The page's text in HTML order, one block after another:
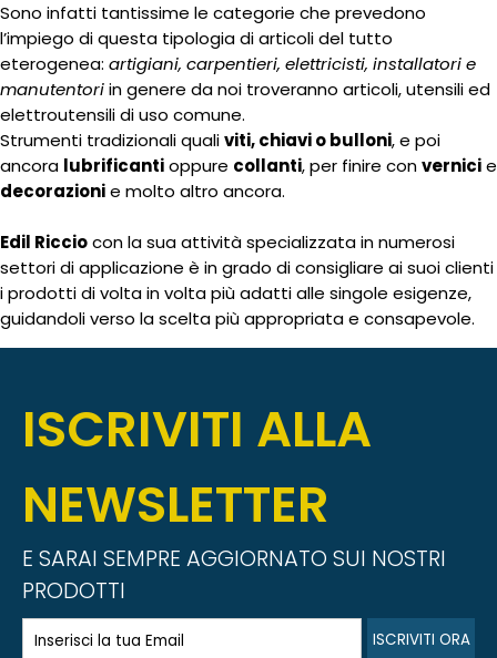
Sono infatti tantissime le categorie che prevedono
l’impiego di questa tipologia di articoli del tutto
eterogenea: artigiani, carpentieri, elettricisti, installatori e
manutentoriin genere da noi troveranno articoli, utensili ed
elettroutensili di uso comune.
Strumenti tradizionali qualiviti, chiavi o bulloni, e poi
ancora lubrificantioppure collanti, per finire convernicie
decorazionie molto altro ancora.
Edil Ricciocon la sua attività specializzata in numerosi
settori di applicazione è in grado di consigliare ai suoi clienti
i prodotti di volta in volta più adatti alle singole esigenze,
guidandoli verso la scelta più appropriata e consapevole.
ISCRIVITI ALLA
NEWSLETTER
E SARAI SEMPRE AGGIORNATO SUI NOSTRI
PRODOTTI